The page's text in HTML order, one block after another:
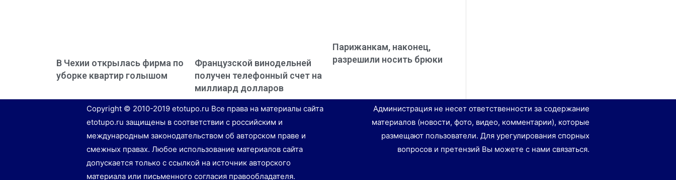
В Чехии открылась фирма по
уборке квартир голышом
Французской винодельней
получен телефонный счет на
миллиард долларов
Парижанкам, наконец,
разрешили носить брюки
Copyright © 2010-2019 etotupo.ru Все права на материалы сайта
etotupo.ru защищены в соответствии с российским и
международным законодательством об авторском праве и
смежных правах. Любое использование материалов сайта
допускается только с ссылкой на источник авторского
материала или письменного согласия правообладателя.
Администрация не несет ответственности за содержание
материалов (новости, фото, видео, комментарии), которые
размещают пользователи. Для урегулирования спорных
вопросов и претензий Вы можете с нами связаться.